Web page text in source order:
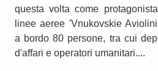
questa volta come
linee aeree 'Vnukovskie
a bordo 80 persone, tra cui
d'affari e operatori umanitari....